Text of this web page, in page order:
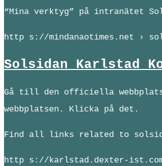
“Mina verktyg” på intranätet
http s://mindanaotimes.net ›
Solsidan Karlstad
Gå till den officiella
webbplatsen. Klicka på det.
Find all links related to
http s://karlstad.dexter-